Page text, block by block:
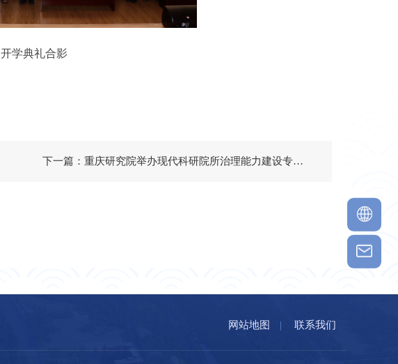
开学典礼合影
下一篇：重庆研究院举办现代科研院所治理能力建设专题培训
网站地图 | 联系我们